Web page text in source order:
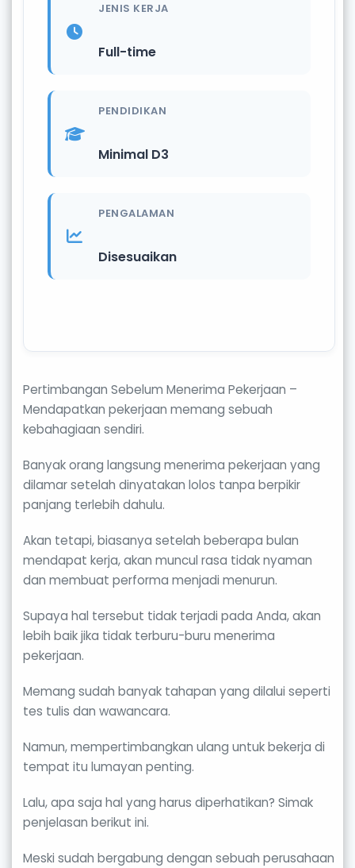
JENIS KERJA
Full-time
PENDIDIKAN
Minimal D3
PENGALAMAN
Disesuaikan
Pertimbangan Sebelum Menerima Pekerjaan –
Mendapatkan pekerjaan memang sebuah
kebahagiaan sendiri.
Banyak orang langsung menerima pekerjaan yang
dilamar setelah dinyatakan lolos tanpa berpikir
panjang terlebih dahulu.
Akan tetapi, biasanya setelah beberapa bulan
mendapat kerja, akan muncul rasa tidak nyaman
dan membuat performa menjadi menurun.
Supaya hal tersebut tidak terjadi pada Anda, akan
lebih baik jika tidak terburu-buru menerima
pekerjaan.
Memang sudah banyak tahapan yang dilalui seperti
tes tulis dan wawancara.
Namun, mempertimbangkan ulang untuk bekerja di
tempat itu lumayan penting.
Lalu, apa saja hal yang harus diperhatikan? Simak
penjelasan berikut ini.
Meski sudah bergabung dengan sebuah perusahaan